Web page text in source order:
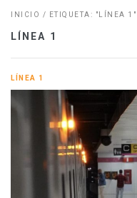
INICIO / ETIQUETA: "LÍNEA 1"
LÍNEA 1
LÍNEA 1